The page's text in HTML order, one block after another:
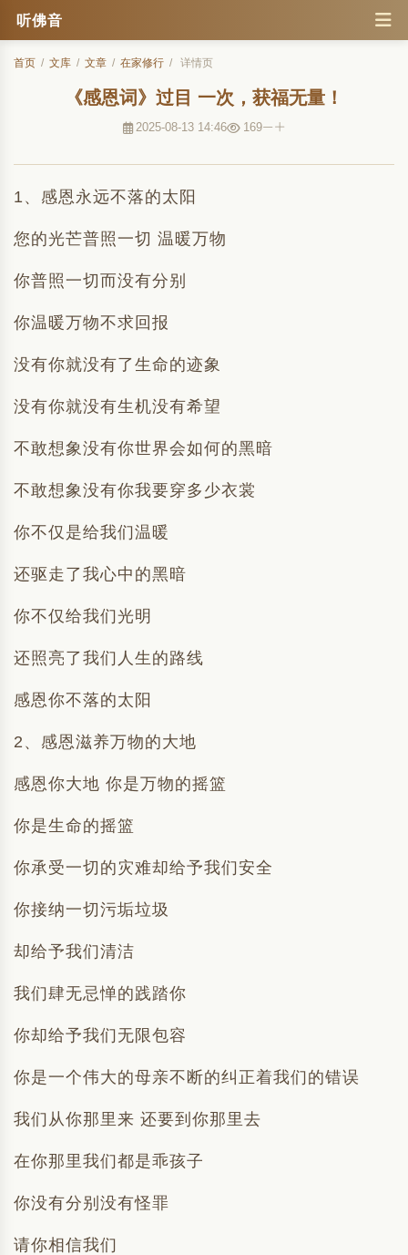
听佛音
首页 / 文库 / 文章 / 在家修行 / 详情页
《感恩词》过目 一次，获福无量！
2025-08-13 14:46 169
1、感恩永远不落的太阳
您的光芒普照一切 温暖万物
你普照一切而没有分别
你温暖万物不求回报
没有你就没有了生命的迹象
没有你就没有生机没有希望
不敢想象没有你世界会如何的黑暗
不敢想象没有你我要穿多少衣裳
你不仅是给我们温暖
还驱走了我心中的黑暗
你不仅给我们光明
还照亮了我们人生的路线
感恩你不落的太阳
2、感恩滋养万物的大地
感恩你大地 你是万物的摇篮
你是生命的摇篮
你承受一切的灾难却给予我们安全
你接纳一切污垢垃圾
却给予我们清洁
我们肆无忌惮的践踏你
你却给予我们无限包容
你是一个伟大的母亲不断的纠正着我们的错误
我们从你那里来 还要到你那里去
在你那里我们都是乖孩子
你没有分别没有怪罪
请你相信我们